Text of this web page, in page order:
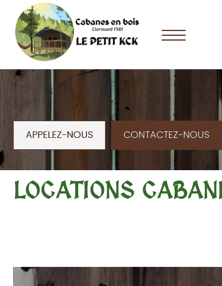
LOCATIONS
APPELEZ-NOUS CONTACTEZ-NOUS
LOCATIONS